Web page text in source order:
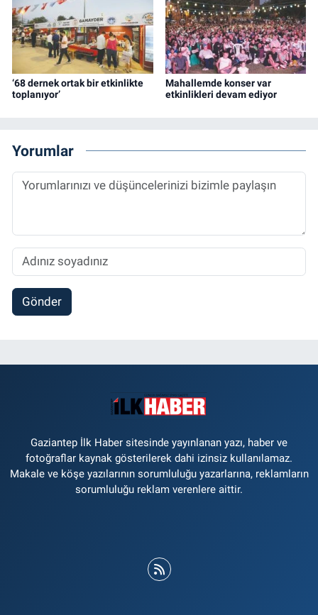
‘68 dernek ortak bir etkinlikte
toplanıyor’
Mahallemde konser var
etkinlikleri devam ediyor
Yorumlar
Gönder
Gaziantep İlk Haber sitesinde yayınlanan yazı, haber ve
fotoğraflar kaynak gösterilerek dahi izinsiz kullanılamaz.
Makale ve köşe yazılarının sorumluluğu yazarlarına, reklamların
sorumluluğu reklam verenlere aittir.